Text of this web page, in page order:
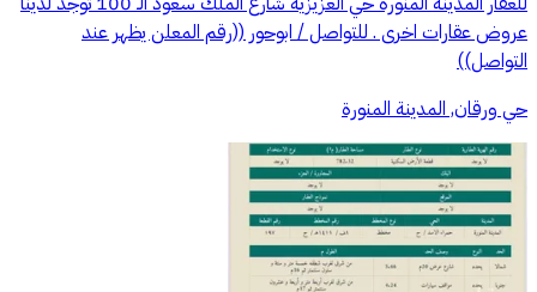
عروض عقارات اخرى . للتواصل / ابوحور ((رقم المعلن يظهر عند
التواصل))
حي ورقان, المدينة المنورة